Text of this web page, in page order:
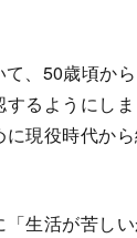
、50歳頃か
るようにし
現役時代か
生活が苦し